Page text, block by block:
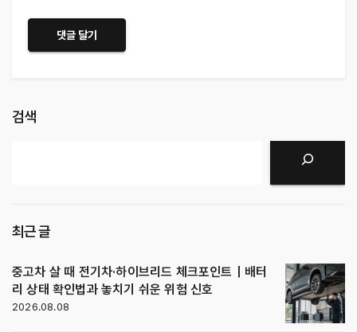
검색
최근 글
중고차 살 때 전기차·하이브리드 체크포인트｜배터
리 상태 확인법과 놓치기 쉬운 위험 신호
2026.08.08